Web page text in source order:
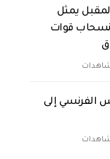
المقبل يمثل
قوات
الفرنسي إلى